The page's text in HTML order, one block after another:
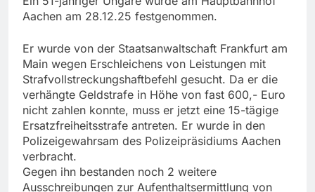
Aachen am 28.12.25 festgenommen.
Er wurde von der Staatsanwaltschaft Frankfurt am
Main wegen Erschleichens von Leistungen mit
Strafvollstreckungshaftbefehl gesucht. Da er die
verhängte Geldstrafe in Höhe von fast 600,- Euro
nicht zahlen konnte, muss er jetzt eine 15-tägige
Ersatzfreiheitsstrafe antreten. Er wurde in den
Polizeigewahrsam des Polizeipräsidiums Aachen
verbracht.
Gegen ihn bestanden noch 2 weitere
Ausschreibungen zur Aufenthaltsermittlung von